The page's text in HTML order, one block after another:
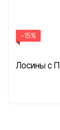
−15%